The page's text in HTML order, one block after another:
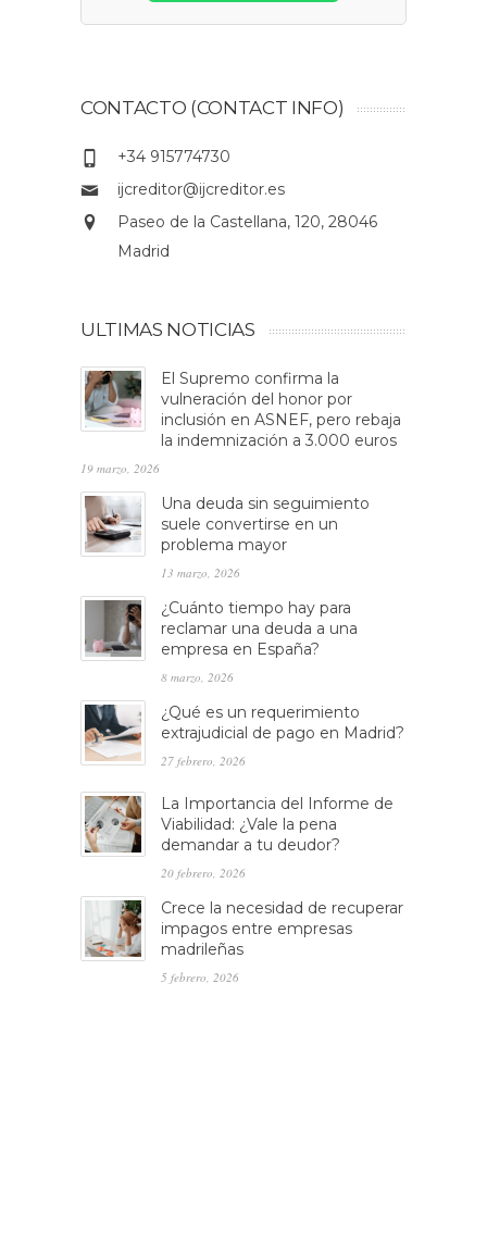
CONTACTO (CONTACT INFO)
+34 915774730
ijcreditor@ijcreditor.es
Paseo de la Castellana, 120, 28046
Madrid
ULTIMAS NOTICIAS
El Supremo confirma la
vulneración del honor por
inclusión en ASNEF, pero rebaja
la indemnización a 3.000 euros
19 marzo, 2026
Una deuda sin seguimiento
suele convertirse en un
problema mayor
13 marzo, 2026
¿Cuánto tiempo hay para
reclamar una deuda a una
empresa en España?
8 marzo, 2026
¿Qué es un requerimiento
extrajudicial de pago en Madrid?
27 febrero, 2026
La Importancia del Informe de
Viabilidad: ¿Vale la pena
demandar a tu deudor?
20 febrero, 2026
Crece la necesidad de recuperar
impagos entre empresas
madrileñas
5 febrero, 2026